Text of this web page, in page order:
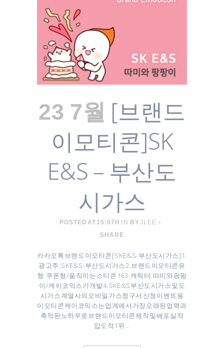
23 7월 [브랜드
이모티콘]SK
E&S – 부산도
시가스
POSTED AT 15:07H IN BYJLEE
SHARE
카카오톡 브랜드 이모티콘 [ SK E&S-부산도시가스 ] 1.
광고주 : SK E&S-부산도시가스 ​2. 브랜드이모티콘 유
형 : 쿠폰형/움직이는 스티콘 16 3. 캐릭터 : 따미와 팡팡
이/케이코믹스가 개발 4. SK E&S 부산도시가스 및 도
시가스 계열사의 모바일 가스청구서 신청 이벤트용
이모티콘 케이코믹스는 업계에서 가장 오래된 업력과
축적된 노하우로 브랜드이모티콘 제작 및 배포 실적
압도적 1위...